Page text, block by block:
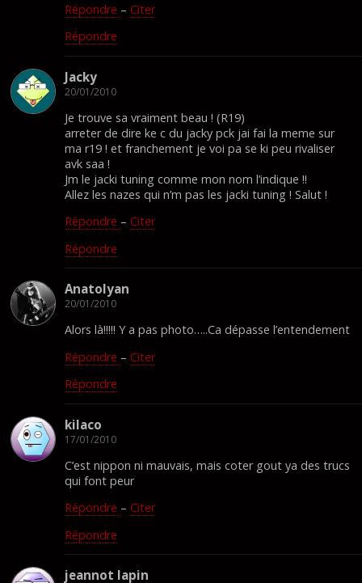
Répondre – Citer
Répondre
Jacky
20/01/2010
Je trouve sa vraiment beau ! (R19)
arreter de dire ke c du jacky pck jai fai la meme sur
ma r19 ! et franchement je voi pa se ki peu rivaliser
avk saa !
Jm le jacki tuning comme mon nom l’indique !!
Allez les nazes qui n’m pas les jacki tuning ! Salut !
Répondre – Citer
Répondre
Anatolyan
20/01/2010
Alors là!!!!! Y a pas photo…..Ca dépasse l’entendement
Répondre – Citer
Répondre
kilaco
17/01/2010
C’est nippon ni mauvais, mais coter gout ya des trucs
qui font peur
Répondre – Citer
Répondre
jeannot lapin